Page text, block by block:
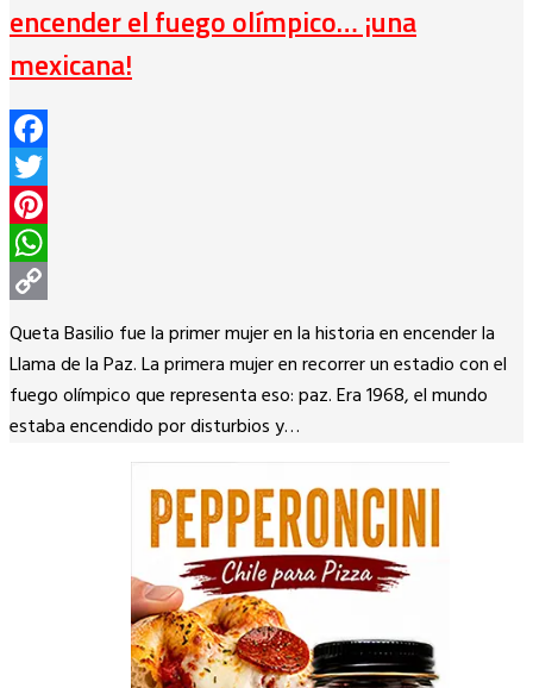
encender el fuego olímpico… ¡una
mexicana!
Facebook
Twitter
Pinterest
WhatsApp
Copy
Link
Queta Basilio fue la primer mujer en la historia en encender la
Llama de la Paz. La primera mujer en recorrer un estadio con el
fuego olímpico que representa eso: paz. Era 1968, el mundo
estaba encendido por disturbios y…